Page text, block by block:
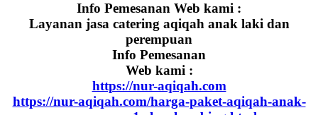
Info Pemesanan Web kami :
Layanan jasa catering aqiqah anak laki dan
perempuan
Info Pemesanan
Web kami :
https://nur-aqiqah.com
https://nur-aqiqah.com/harga-paket-aqiqah-anak-